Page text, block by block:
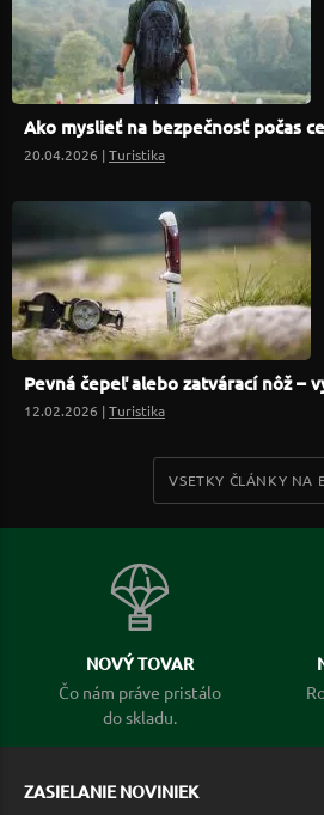
Ako myslieť na bezpečnosť počas
20.04.2026 |Turistika
Pevná čepeľ alebo zatvárací nôž –
12.02.2026 |Turistika
VSETKY ČLÁNKY NA
NOVÝ TOVAR
Čo nám práve pristálo
do skladu.
ZASIELANIE NOVINIEK